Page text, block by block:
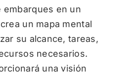
embarques en un
un mapa mental
su alcance, tareas,
necesarios.
una visión